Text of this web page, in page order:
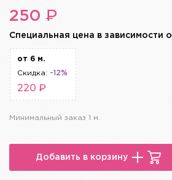
250 ₽
Cпециальная цена в зависимости
от 6 м.
Скидка: -12%
220 ₽
Минимальный заказ 1 м.
Добавить в корзину